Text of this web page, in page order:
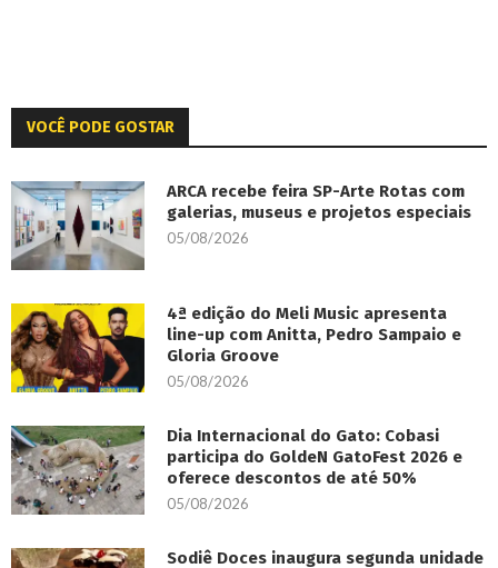
VOCÊ PODE GOSTAR
ARCA recebe feira SP-Arte Rotas com
galerias, museus e projetos especiais
05/08/2026
4ª edição do Meli Music apresenta
line-up com Anitta, Pedro Sampaio e
Gloria Groove
05/08/2026
Dia Internacional do Gato: Cobasi
participa do GoldeN GatoFest 2026 e
oferece descontos de até 50%
05/08/2026
Sodiê Doces inaugura segunda unidade